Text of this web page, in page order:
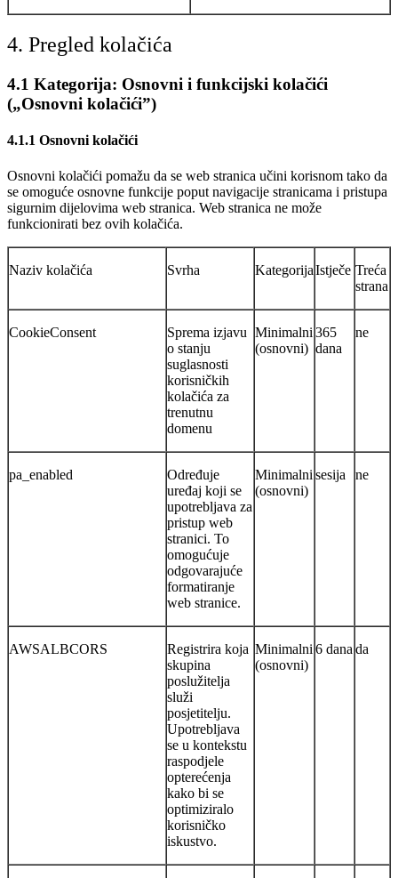
4. Pregled kolačića
4.1 Kategorija: Osnovni i funkcijski kolačići
(„Osnovni kolačići”)
4.1.1 Osnovni kolačići
Osnovni kolačići pomažu da se web stranica učini korisnom tako da
se omoguće osnovne funkcije poput navigacije stranicama i pristupa
sigurnim dijelovima web stranica. Web stranica ne može
funkcionirati bez ovih kolačića.
Naziv kolačića Svrha KategorijaIstječe Treća
strana
CookieConsent
Sprema izjavu
o stanju
suglasnosti
korisničkih
kolačića za
trenutnu
domenu
Minimalni
(osnovni)
365
dana
ne
pa_enabled
Određuje
uređaj koji se
upotrebljava za
pristup web
stranici. To
omogućuje
odgovarajuće
formatiranje
web stranice.
Minimalni
(osnovni)
sesija ne
AWSALBCORS
Registrira koja
skupina
poslužitelja
služi
posjetitelju.
Upotrebljava
se u kontekstu
raspodjele
opterećenja
kako bi se
optimiziralo
korisničko
iskustvo.
Minimalni
(osnovni)
6 dana da